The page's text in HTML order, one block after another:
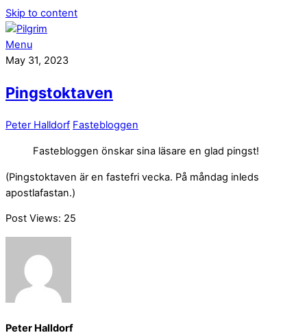
Skip to content
Menu
May 31, 2023
Pingstoktaven
Peter Halldorf Fastebloggen
Fastebloggen önskar sina läsare en glad pingst!
(Pingstoktaven är en fastefri vecka. På måndag inleds
apostlafastan.)
Post Views: 25
Peter Halldorf